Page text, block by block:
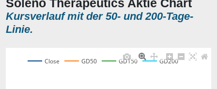
Soleno Therapeutics Aktie Chart
Kursverlauf mit der 50- und 200-Tage-
Linie.
Close GD50 GD150 GD200